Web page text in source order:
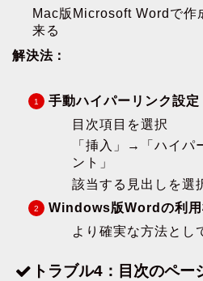
Mac版Microsoft Wordで作
来る
解決法：
手動ハイパーリンク設定
目次項目を選択
「挿入」→「ハイパ
ント」
該当する見出しを選
Windows版Wordの利
より確実な方法とし
トラブル4：目次のペ